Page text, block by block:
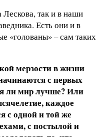
так и в наши
Есть они и в
«голованы» – сам таких
мерзости в жизни
с первых
ли мир лучше? Или
каждое
с одной и той же
с постылой и